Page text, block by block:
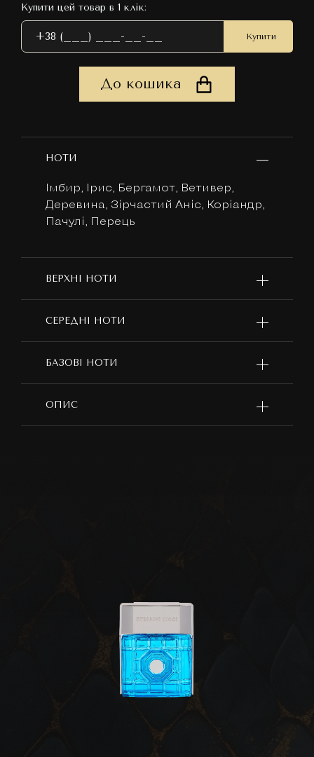
Купити цей товар в 1 клік:
Купити
До кошика
НОТИ
Імбир, Ірис, Бергамот, Ветивер,
Деревина, Зірчастий Аніс, Коріандр,
Пачулі, Перець
ВЕРХНІ НОТИ
СЕРЕДНІ НОТИ
БАЗОВІ НОТИ
ОПИС